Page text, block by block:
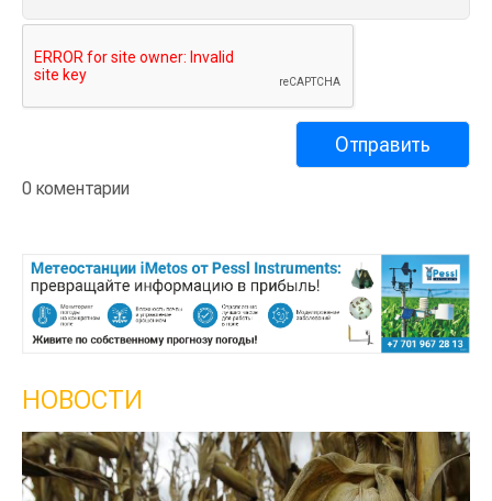
0 коментарии
НОВОСТИ